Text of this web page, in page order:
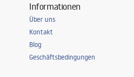
Informationen
Über uns
Kontakt
Blog
Geschäftsbedingungen